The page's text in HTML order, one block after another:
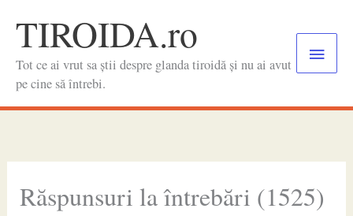
contentTIROIDA.ro
Tot ce ai vrut sa știi despre glanda tiroidă și nu ai avut
pe cine să întrebi.
Main
Răspunsuri la întrebări (1525)